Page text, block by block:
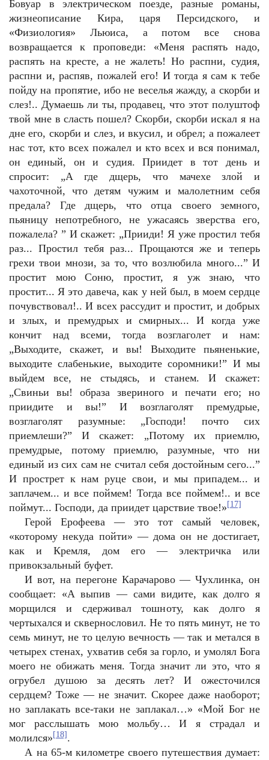
Бовуар в электрическом поезде, разные романы,
жизнеописание Кира, царя Персидского, и
«Физиология» Льюиса, а потом все снова
возвращается к проповеди: «Меня распять надо,
распять на кресте, а не жалеть! Но распни, судия,
распни и, распяв, пожалей его! И тогда я сам к тебе
пойду на пропятие, ибо не веселья жажду, а скорби и
слез!.. Думаешь ли ты, продавец, что этот полуштоф
твой мне в сласть пошел? Скорби, скорби искал я на
дне его, скорби и слез, и вкусил, и обрел; а пожалеет
нас тот, кто всех пожалел и кто всех и вся понимал,
он единый, он и судия. Приидет в тот день и
спросит: „А где дщерь, что мачехе злой и
чахоточной, что детям чужим и малолетним себя
предала? Где дщерь, что отца своего земного,
пьяницу непотребного, не ужасаясь зверства его,
пожалела? ” И скажет: „Прииди! Я уже простил тебя
раз... Простил тебя раз... Прощаются же и теперь
грехи твои мнози, за то, что возлюбила много...” И
простит мою Соню, простит, я уж знаю, что
простит... Я это давеча, как у ней был, в моем сердце
почувствовал!.. И всех рассудит и простит, и добрых
и злых, и премудрых и смирных... И когда уже
кончит над всеми, тогда возглаголет и нам:
„Выходите, скажет, и вы! Выходите пьяненькие,
выходите слабенькие, выходите соромники!” И мы
выйдем все, не стыдясь, и станем. И скажет:
„Свиньи вы! образа звериного и печати его; но
приидите и вы!” И возглаголят премудрые,
возглаголят разумные: „Господи! почто сих
приемлеши?” И скажет: „Потому их приемлю,
премудрые, потому приемлю, разумные, что ни
единый из сих сам не считал себя достойным сего...”
И прострет к нам руце свои, и мы припадем... и
заплачем... и все поймем! Тогда все поймем!.. и все
поймут... Господи, да приидет царствие твое!» [17]
Герой Ерофеева — это тот самый человек,
«которому некуда пойти» — дома он не достигает,
как и Кремля, дом его — электричка или
привокзальный буфет.
И вот, на перегоне Карачарово — Чухлинка, он
сообщает: «А выпив — сами видите, как долго я
морщился и сдерживал тошноту, как долго я
чертыхался и сквернословил. Не то пять минут, не то
семь минут, не то целую вечность — так и метался в
четырех стенах, ухватив себя за горло, и умолял Бога
моего не обижать меня. Тогда значит ли это, что я
огрубел душою за десять лет? И ожесточился
сердцем? Тоже — не значит. Скорее даже наоборот;
но заплакать все-таки не заплакал…» «Мой Бог не
мог расслышать мою мольбу… И я страдал и
молился» [18] .
А на 65-м километре своего путешествия думает: